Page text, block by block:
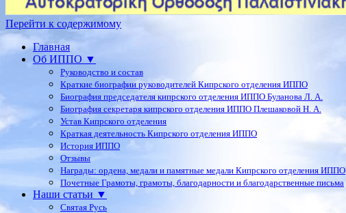
Перейти к содержимому
Главная
Об ИППО ▼
Руководство и состав
Краткие биографии руководителей Кипрского отделения ИППО
Биография председателя кипрского отделения ИППО Буланова Л. А.
Биография секретаря кипрского отделения ИППО Плешаковой Н. А.
Устав Кипрского отделения
Краткая деятельность Кипрского отделения ИППО
История ИППО
Отзывы
Награды: ордена, медали и памятные медали Кипрского отделения ИППО
Почетные Грамоты, грамоты, благодарности и благодарственные письма
Наши статьи ▼
Святая Русь